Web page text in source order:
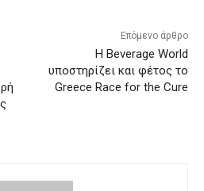
Επόμενο άρθρο
Η Beverage World
υποστηρίζει και φέτος το
Greece Race for the Cure